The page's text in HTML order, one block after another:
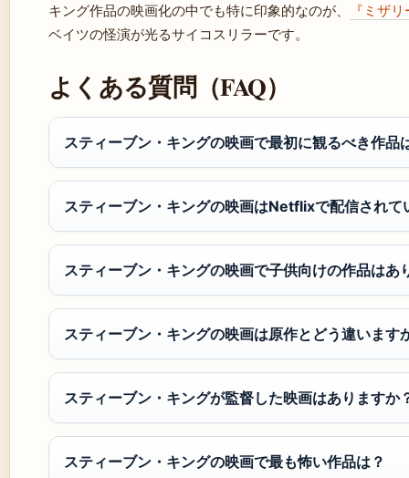
キング作品の映画化の中でも特に印象的なのが、
『ミザ
ベイツの怪演が光るサイコスリラーです。
よくある質問（FAQ）
スティーブン・キングの映画で最初に観るべき作品
スティーブン・キングの映画はNetflixで配信されて
スティーブン・キングの映画で子供向けの作品はあ
スティーブン・キングの映画は原作とどう違います
スティーブン・キングが監督した映画はありますか
スティーブン・キングの映画で最も怖い作品は？